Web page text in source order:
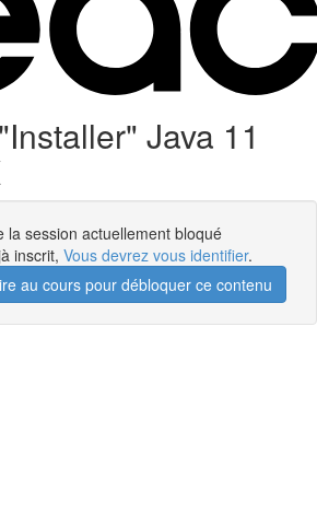
Java 11
la session actuellement bloqué
inscrit, Vous devrez vous identifier.
au cours pour débloquer ce contenu